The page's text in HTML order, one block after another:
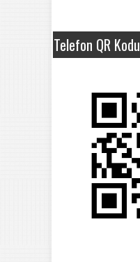
Telefon QR Kodu